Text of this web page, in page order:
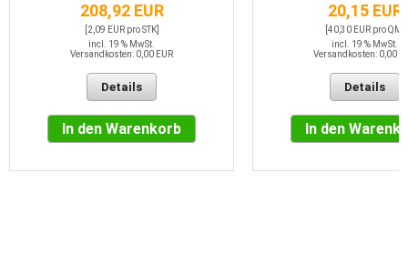
208,92 EUR
[2,09 EUR pro STK]
incl. 19 % MwSt.
Versandkosten: 0,00 EUR
Details
In den Warenkorb
20,15 EUR
[40,30 EUR pro QM]
incl. 19 % MwSt.
Versandkosten: 0,00
Details
In den